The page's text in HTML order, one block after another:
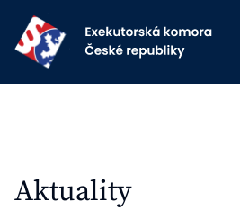
Aktuality